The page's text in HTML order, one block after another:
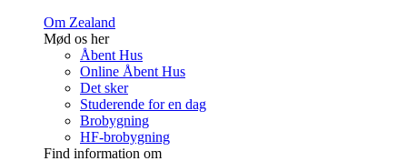
Om Zealand
Mød os her
Åbent Hus
Online Åbent Hus
Det sker
Studerende for en dag
Brobygning
HF-brobygning
Find information om